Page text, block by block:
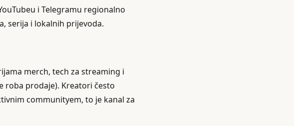
i Telegramu regionalno
serija i lokalnih prijevoda.
merch, tech za streaming i
roba prodaje). Kreatori često
communityem, to je kanal za